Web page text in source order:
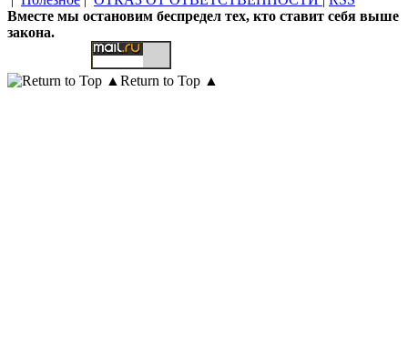
Вместе мы остановим беспредел тех, кто ставит себя выше
закона.
Return to Top ▲